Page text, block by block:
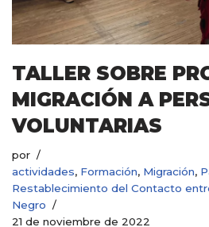
TALLER SOBRE
MIGRACIÓN A
VOLUNTARIAS
por
actividades, Formación, Migración,
Restablecimiento del Contacto
Negro
21 de noviembre de 2022